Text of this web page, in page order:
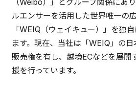
ルエンサーを活用した世界唯一の
「WEIQ（ウェイキュー）」を独
ます。現在、当社は「WEIQ」の
販売権を有し、越境ECなどを展開
援を行っています。